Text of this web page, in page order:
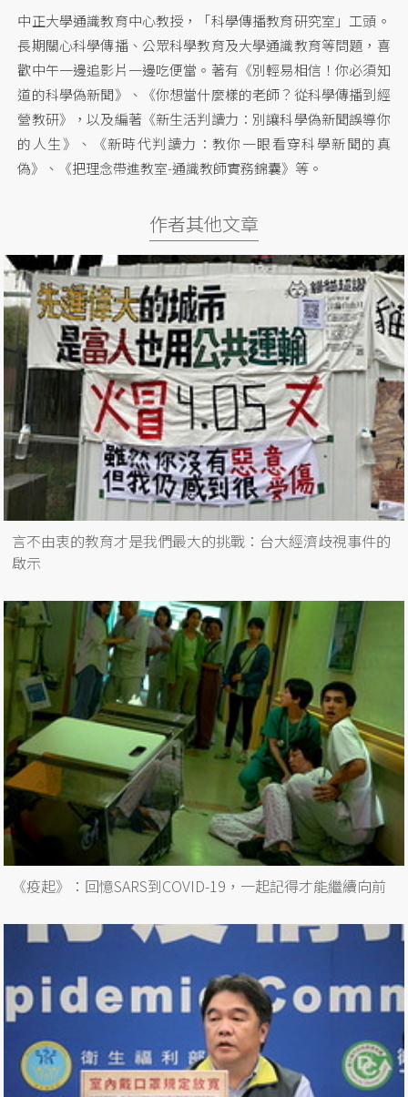
中正大學通識教育中心教授，「科學傳播教育研究室」工頭。
長期關心科學傳播、公眾科學教育及大學通識教育等問題，喜
歡中午一邊追影片一邊吃便當。著有《別輕易相信！你必須知
道的科學偽新聞》、《你想當什麼樣的老師？從科學傳播到經
營教研》，以及編著《新生活判讀力：別讓科學偽新聞誤導你
的人生》、《新時代判讀力：教你一眼看穿科學新聞的真
偽》、《把理念帶進教室-通識教師實務錦囊》等。
作者其他文章
言不由衷的教育才是我們最大的挑戰：台大經濟歧視事件的
啟示
《疫起》：回憶SARS到COVID-19，一起記得才能繼續向前